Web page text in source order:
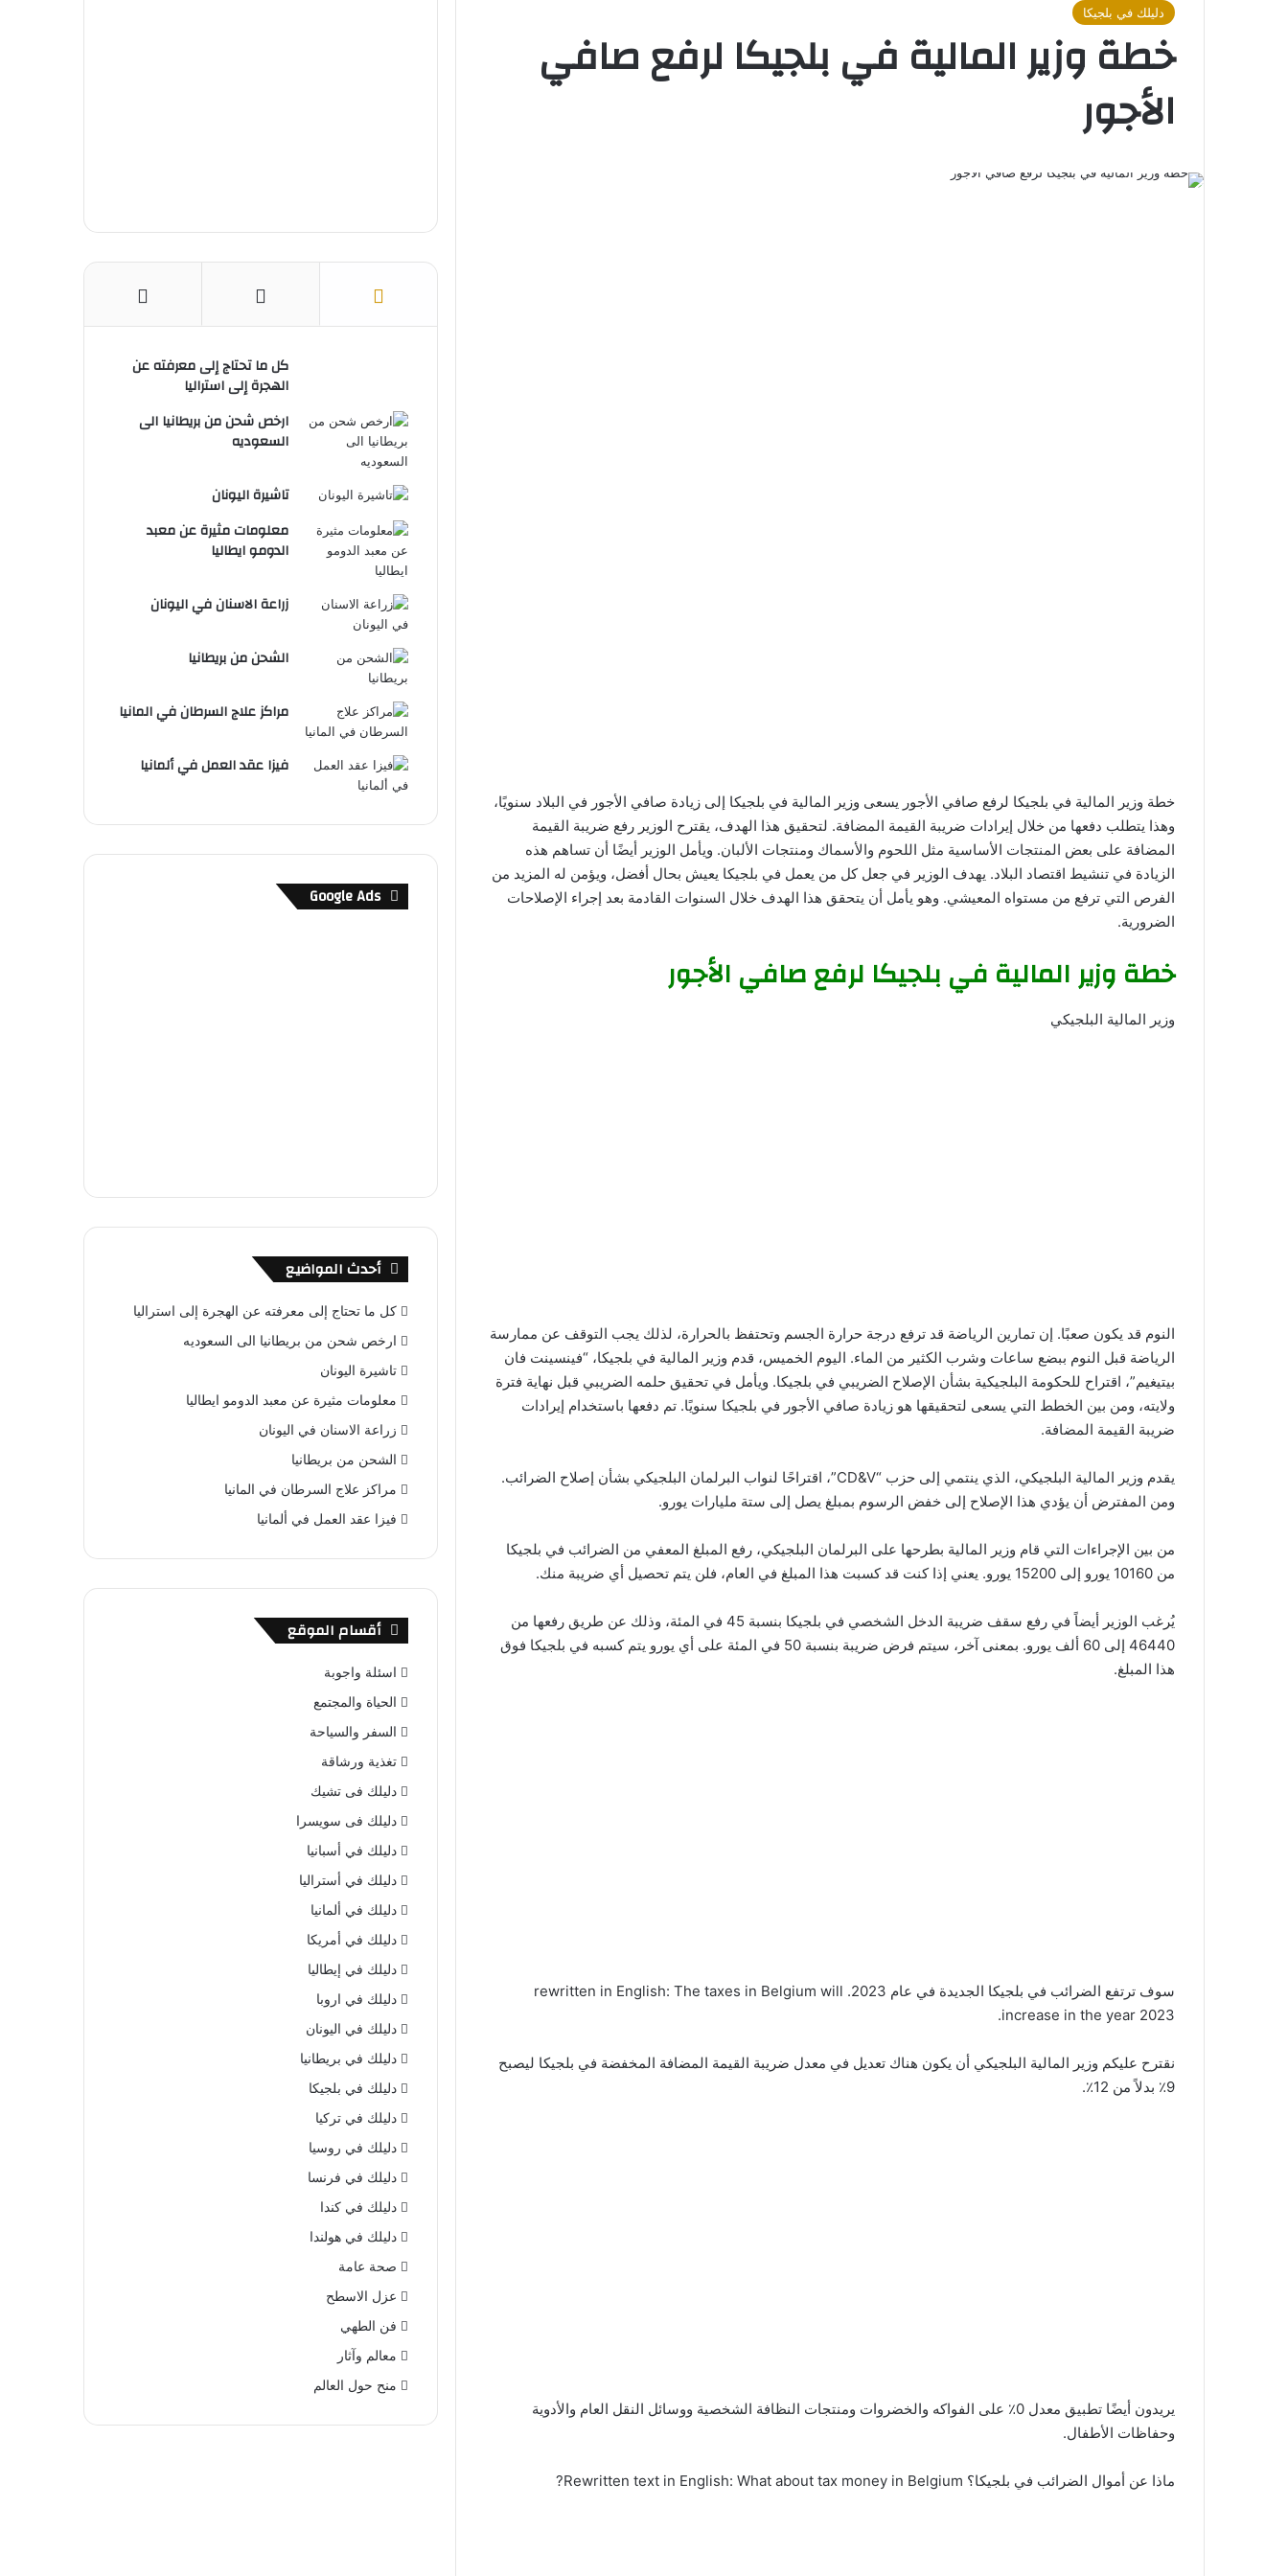
دليلك في بلجيكا
خطة وزير المالية في بلجيكا لرفع صافي
الأجور
خطة وزير المالية في بلجيكا لرفع صافي الأجور يسعى وزير المالية في بلجيكا إلى زيادة صافي الأجور في البلاد سنويًا،
وهذا يتطلب دفعها من خلال إيرادات ضريبة القيمة المضافة. لتحقيق هذا الهدف، يقترح الوزير رفع ضريبة القيمة
المضافة على بعض المنتجات الأساسية مثل اللحوم والأسماك ومنتجات الألبان. ويأمل الوزير أيضًا أن تساهم هذه
الزيادة في تنشيط اقتصاد البلاد. يهدف الوزير في جعل كل من يعمل في بلجيكا يعيش بحال أفضل، ويؤمن له المزيد من
الفرص التي ترفع من مستواه المعيشي. وهو يأمل أن يتحقق هذا الهدف خلال السنوات القادمة بعد إجراء الإصلاحات
الضرورية.
خطة وزير المالية في بلجيكا لرفع صافي الأجور
وزير المالية البلجيكي
النوم قد يكون صعبًا. إن تمارين الرياضة قد ترفع درجة حرارة الجسم وتحتفظ بالحرارة، لذلك يجب التوقف عن ممارسة
الرياضة قبل النوم ببضع ساعات وشرب الكثير من الماء. اليوم الخميس، قدم وزير المالية في بلجيكا، “فينسينت فان
بيتيغيم”، اقتراح للحكومة البلجيكية بشأن الإصلاح الضريبي في بلجيكا. ويأمل في تحقيق حلمه الضريبي قبل نهاية فترة
ولايته، ومن بين الخطط التي يسعى لتحقيقها هو زيادة صافي الأجور في بلجيكا سنويًا. تم دفعها باستخدام إيرادات
ضريبة القيمة المضافة.
يقدم وزير المالية البلجيكي، الذي ينتمي إلى حزب “CD&V”، اقتراحًا لنواب البرلمان البلجيكي بشأن إصلاح الضرائب.
ومن المفترض أن يؤدي هذا الإصلاح إلى خفض الرسوم بمبلغ يصل إلى ستة مليارات يورو.
من بين الإجراءات التي قام وزير المالية بطرحها على البرلمان البلجيكي، رفع المبلغ المعفي من الضرائب في بلجيكا
من 10160 يورو إلى 15200 يورو. يعني إذا كنت قد كسبت هذا المبلغ في العام، فلن يتم تحصيل أي ضريبة منك.
يُرغب الوزير أيضاً في رفع سقف ضريبة الدخل الشخصي في بلجيكا بنسبة 45 في المئة، وذلك عن طريق رفعها من
46440 إلى 60 ألف يورو. بمعنى آخر، سيتم فرض ضريبة بنسبة 50 في المئة على أي يورو يتم كسبه في بلجيكا فوق
هذا المبلغ.
سوف ترتفع الضرائب في بلجيكا الجديدة في عام 2023. rewritten in English: The taxes in Belgium will
increase in the year 2023.
نقترح عليكم وزير المالية البلجيكي أن يكون هناك تعديل في معدل ضريبة القيمة المضافة المخفضة في بلجيكا ليصبح
9٪ بدلاً من 12٪.
يريدون أيضًا تطبيق معدل 0٪ على الفواكه والخضروات ومنتجات النظافة الشخصية ووسائل النقل العام والأدوية
وحفاظات الأطفال.
ماذا عن أموال الضرائب في بلجيكا؟ Rewritten text in English: What about tax money in Belgium?
كل ما تحتاج إلى معرفته عن
الهجرة إلى استراليا
ارخص شحن من بريطانيا الى
السعوديه
تاشيرة اليونان
معلومات مثيرة عن معبد
الدومو ايطاليا
زراعة الاسنان في اليونان
الشحن من بريطانيا
مراكز علاج السرطان في المانيا
فيزا عقد العمل في ألمانيا
Google Ads
أحدث المواضيع
كل ما تحتاج إلى معرفته عن الهجرة إلى استراليا
ارخص شحن من بريطانيا الى السعوديه
تاشيرة اليونان
معلومات مثيرة عن معبد الدومو ايطاليا
زراعة الاسنان في اليونان
الشحن من بريطانيا
مراكز علاج السرطان في المانيا
فيزا عقد العمل في ألمانيا
أقسام الموقع
اسئلة واجوبة
الحياة والمجتمع
السفر والسياحة
تغذية ورشاقة
دليلك فى تشيك
دليلك فى سويسرا
دليلك في أسبانيا
دليلك في أستراليا
دليلك في ألمانيا
دليلك في أمريكا
دليلك في إيطاليا
دليلك في اروبا
دليلك في اليونان
دليلك في بريطانيا
دليلك في بلجيكا
دليلك في تركيا
دليلك في روسيا
دليلك في فرنسا
دليلك في كندا
دليلك في هولندا
صحة عامة
عزل الاسطح
فن الطهي
معالم وآثار
منح حول العالم